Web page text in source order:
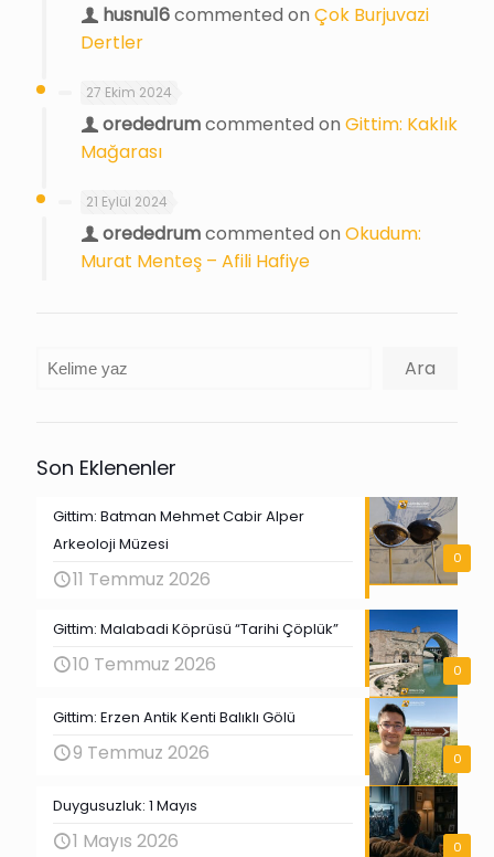
husnu16commented on Çok Burjuvazi
Dertler
27 Ekim 2024
orededrumcommented on Gittim: Kaklık
Mağarası
21 Eylül 2024
orededrumcommented on Okudum:
Murat Menteş – Afili Hafiye
Ara Ara
Son Eklenenler
0
Gittim: Batman Mehmet Cabir Alper
Arkeoloji Müzesi
11 Temmuz 2026
0
Gittim: Malabadi Köprüsü “Tarihi Çöplük”
10 Temmuz 2026
0
Gittim: Erzen Antik Kenti Balıklı Gölü
9 Temmuz 2026
0
Duygusuzluk: 1 Mayıs
1 Mayıs 2026